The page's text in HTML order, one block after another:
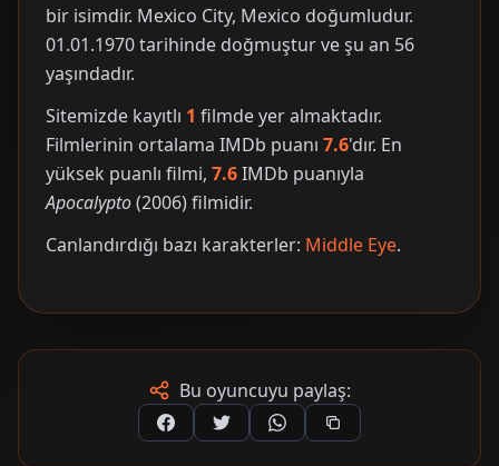
bir isimdir. Mexico City, Mexico doğumludur.
01.01.1970 tarihinde doğmuştur ve şu an 56
yaşındadır.
Sitemizde kayıtlı 1 filmde yer almaktadır.
Filmlerinin ortalama IMDb puanı 7.6'dır. En
yüksek puanlı filmi, 7.6IMDb puanıyla
Apocalypto(2006) filmidir.
Canlandırdığı bazı karakterler: Middle Eye.
Bu oyuncuyu paylaş: